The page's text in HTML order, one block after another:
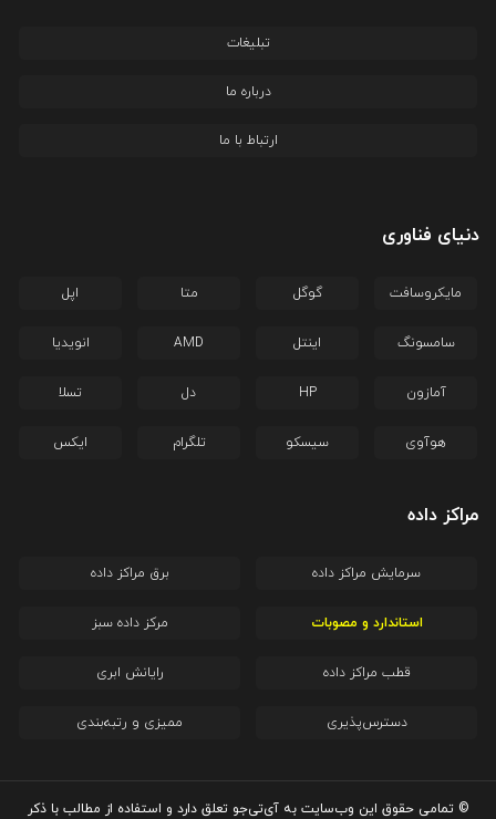
تبلیغات
درباره ما
ارتباط با ما
دنیای فناوری
مایکروسافت گوگل متا اپل
سامسونگ اینتل AMD انویدیا
آمازون HP دل تسلا
هوآوی سیسکو تلگرام ایکس
مراکز داده
سرمایش مراکز داده برق مراکز داده
استاندارد و مصوبات مرکز داده سبز
قطب مراکز داده رایانش ابری
دسترس‌پذیری ممیزی و رتبه‌بندی
© تمامی حقوق این وب‌سایت به آی‌تی‌جو تعلق دارد و استفاده از مطالب با ذکر